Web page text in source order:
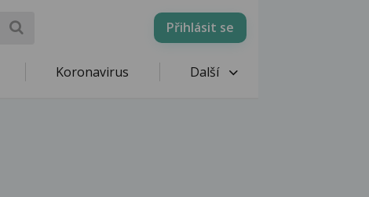
Přihlásit se
Koronavirus Další